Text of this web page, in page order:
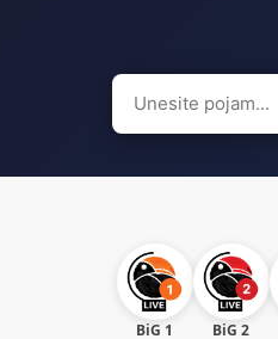
Search
for:
BiG 1 BiG 2